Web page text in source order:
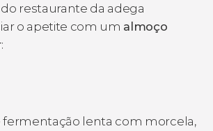
restaurante da adega
o apetite com um almoço
:
fermentação lenta com morcela,